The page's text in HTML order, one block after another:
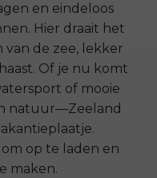
en eindeloos
Hier draait het
de zee, lekker
Of je nu komt
of mooie
natuur—Zeeland
op te laden en
maken.